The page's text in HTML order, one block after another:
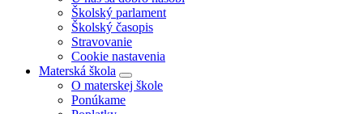
Školský parlament
Školský časopis
Stravovanie
Cookie nastavenia
Materská škola
O materskej škole
Ponúkame